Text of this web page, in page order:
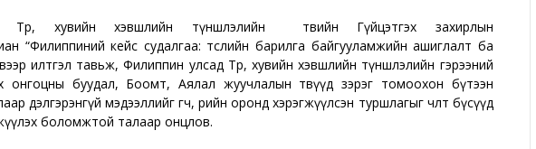
хувийн хэвшлийн түншлэлийн төвийн Гүйцэтгэх захирлын
“Филиппиний кейс судалгаа: төслийн барилга байгууламжийн ашиглалт ба
илтгэл тавьж, Филиппин улсад Төр, хувийн хэвшлийн түншлэлийн гэрээний
онгоцны буудал, Боомт, Аялал жуучлалын төвүүд зэрэг томоохон бүтээн
дэлгэрэнгүй мэдээллийг өгч, өөрийн оронд хэрэгжүүлсэн туршлагыг чөлөөт бүсүүд
боломжтой талаар онцлов.